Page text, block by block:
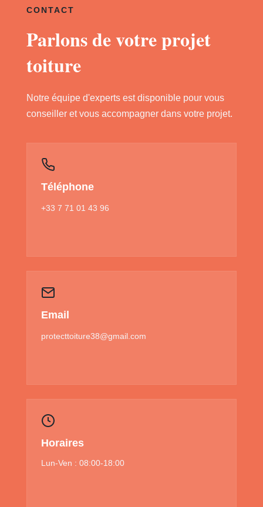
CONTACT
Parlons de votre projet
toiture
Notre équipe d'experts est disponible pour vous
conseiller et vous accompagner dans votre projet.
Téléphone
+33 7 71 01 43 96
Email
protecttoiture38@gmail.com
Horaires
Lun-Ven : 08:00-18:00